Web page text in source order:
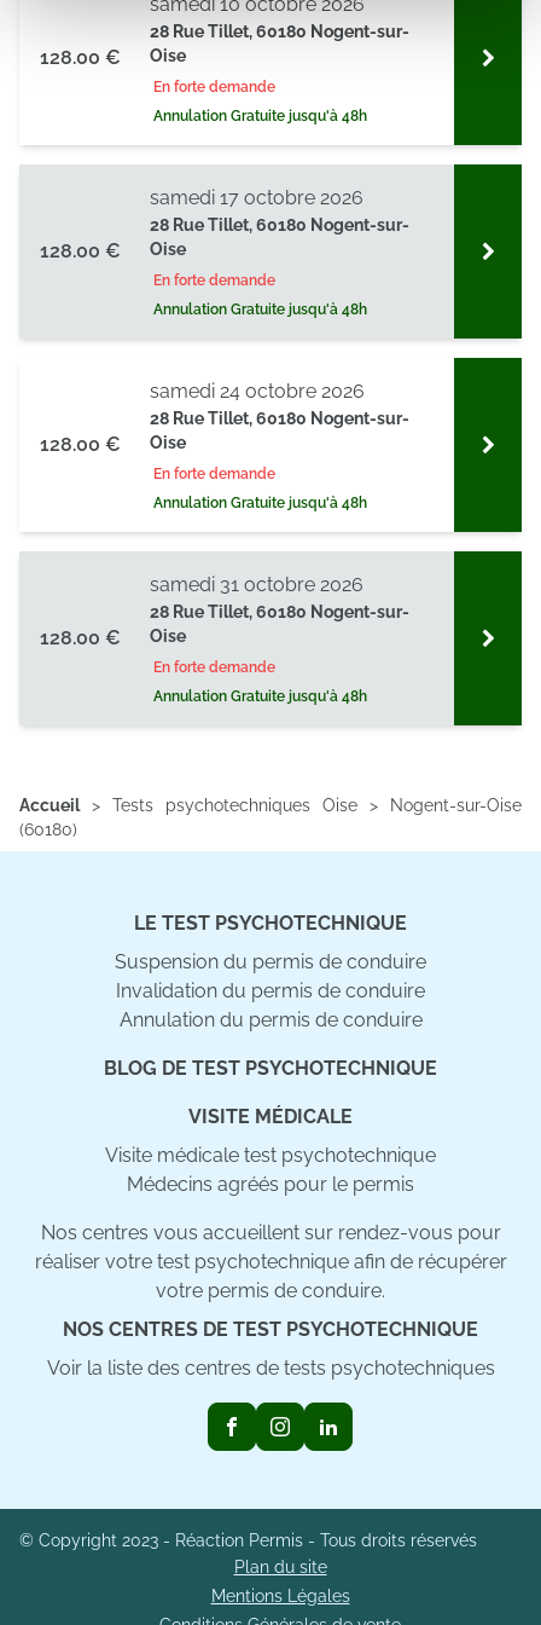
médias sociaux et d'analyser notre trafic. Nous
partageons également des informations sur l'utilisation de
notre site avec nos partenaires de médias sociaux, de
publicité et d'analyse, qui peuvent combiner celles-ci
avec d'autres informations que vous leur avez fournies
128.00 €
28 Rue Tillet, 60180 Nogent-sur-
Oise
En forte demande
Annulation Gratuite jusqu'à 48h
128.00 €
28 Rue Tillet, 60180 Nogent-sur-
Oise
En forte demande
Annulation Gratuite jusqu'à 48h
samedi 17 octobre 2026
128.00 €
28 Rue Tillet, 60180 Nogent-sur-
Oise
En forte demande
Annulation Gratuite jusqu'à 48h
samedi 24 octobre 2026
128.00 €
28 Rue Tillet, 60180 Nogent-sur-
Oise
En forte demande
Annulation Gratuite jusqu'à 48h
samedi 31 octobre 2026
Accueil> Tests psychotechniques Oise >
Nogent-sur-Oise
(60180)
LE TEST PSYCHOTECHNIQUE
Suspension du permis de conduire
Invalidation du permis de conduire
Annulation du permis de conduire
BLOG DE TEST PSYCHOTECHNIQUE
VISITE MÉDICALE
Visite médicale test psychotechnique
Médecins agréés pour le permis
Nos centres vous accueillent sur rendez-vous pour
réaliser votre test psychotechnique afin de récupérer
votre permis de conduire.
NOS CENTRES DE TEST PSYCHOTECHNIQUE
Voir la liste des centres de tests psychotechniques
© Copyright 2023 - Réaction Permis - Tous droits réservés
Plan du site
Mentions Légales